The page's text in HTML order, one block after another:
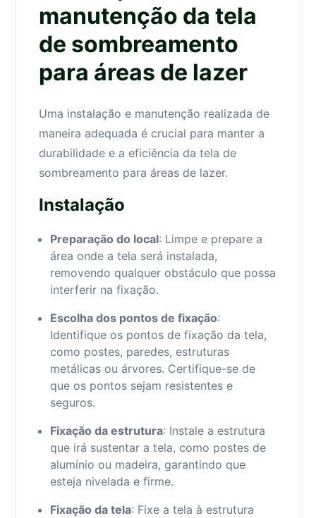
manutenção da tela
de sombreamento
para áreas de lazer
Uma instalação e manutenção realizada de
maneira adequada é crucial para manter a
durabilidade e a eficiência da tela de
sombreamento para áreas de lazer.
Instalação
Preparação do local: Limpe e prepare a
área onde a tela será instalada,
removendo qualquer obstáculo que possa
interferir na fixação.
Escolha dos pontos de fixação:
Identifique os pontos de fixação da tela,
como postes, paredes, estruturas
metálicas ou árvores. Certifique-se de
que os pontos sejam resistentes e
seguros.
Fixação da estrutura: Instale a estrutura
que irá sustentar a tela, como postes de
alumínio ou madeira, garantindo que
esteja nivelada e firme.
Fixação da tela: Fixe a tela à estrutura